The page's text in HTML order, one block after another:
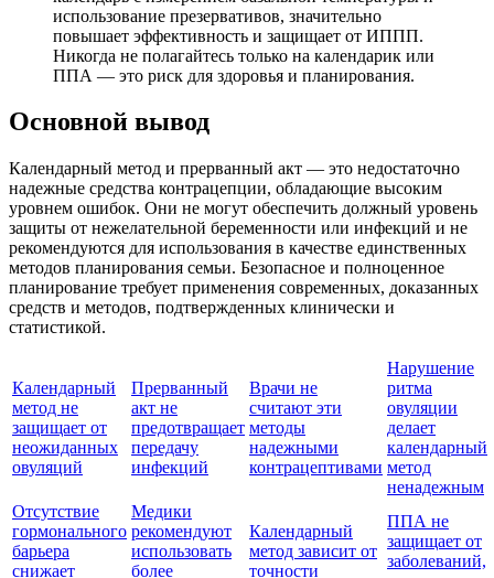
использование презервативов, значительно
повышает эффективность и защищает от ИППП.
Никогда не полагайтесь только на календарик или
ППА — это риск для здоровья и планирования.
Основной вывод
Календарный метод и прерванный акт — это недостаточно
надежные средства контрацепции, обладающие высоким
уровнем ошибок. Они не могут обеспечить должный уровень
защиты от нежелательной беременности или инфекций и не
рекомендуются для использования в качестве единственных
методов планирования семьи. Безопасное и полноценное
планирование требует применения современных, доказанных
средств и методов, подтвержденных клинически и
статистикой.
Календарный
метод не
защищает от
неожиданных
овуляций
Прерванный
акт не
предотвращает
передачу
инфекций
Врачи не
считают эти
методы
надежными
контрацептивами
Нарушение
ритма
овуляции
делает
календарный
метод
ненадежным
Отсутствие
гормонального
барьера
снижает
Медики
рекомендуют
использовать
более
Календарный
метод зависит от
точности
ППА не
защищает от
заболеваний,